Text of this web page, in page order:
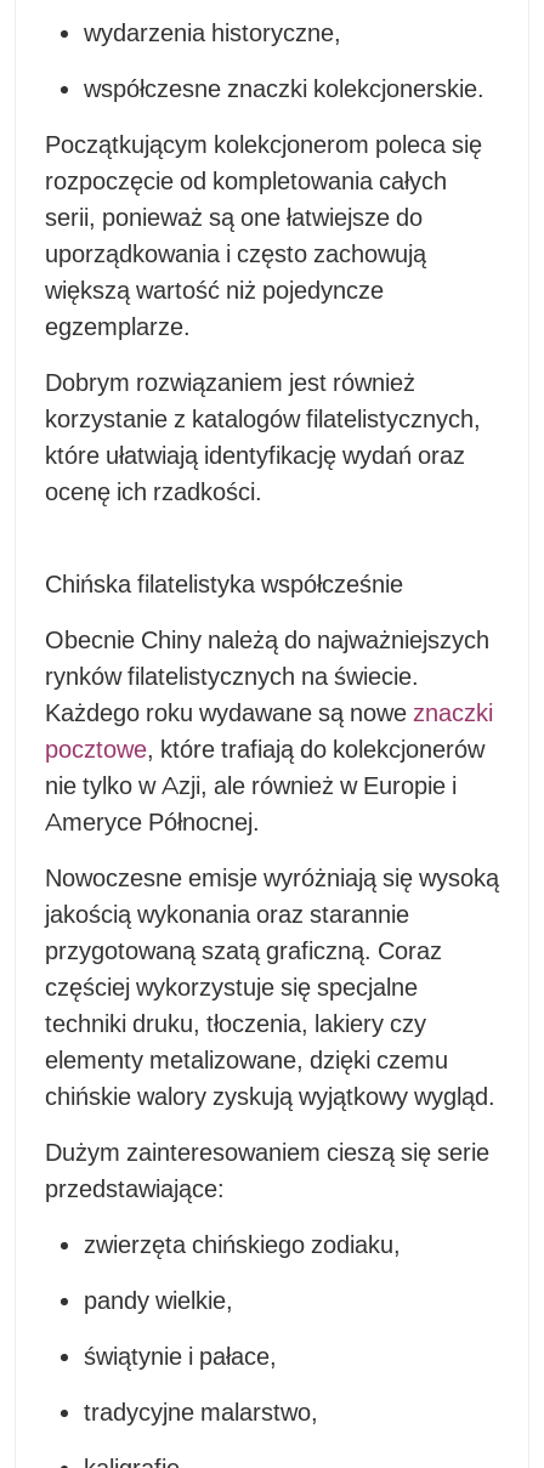
wydarzenia historyczne,
współczesne znaczki kolekcjonerskie.
Początkującym kolekcjonerom poleca się
rozpoczęcie od kompletowania całych
serii, ponieważ są one łatwiejsze do
uporządkowania i często zachowują
większą wartość niż pojedyncze
egzemplarze.
Dobrym rozwiązaniem jest również
korzystanie z katalogów filatelistycznych,
które ułatwiają identyfikację wydań oraz
ocenę ich rzadkości.
Chińska filatelistyka współcześnie
Obecnie Chiny należą do najważniejszych
rynków filatelistycznych na świecie.
Każdego roku wydawane są nowe znaczki
pocztowe, które trafiają do kolekcjonerów
nie tylko w Azji, ale również w Europie i
Ameryce Północnej.
Nowoczesne emisje wyróżniają się wysoką
jakością wykonania oraz starannie
przygotowaną szatą graficzną. Coraz
częściej wykorzystuje się specjalne
techniki druku, tłoczenia, lakiery czy
elementy metalizowane, dzięki czemu
chińskie walory zyskują wyjątkowy wygląd.
Dużym zainteresowaniem cieszą się serie
przedstawiające:
zwierzęta chińskiego zodiaku,
pandy wielkie,
świątynie i pałace,
tradycyjne malarstwo,